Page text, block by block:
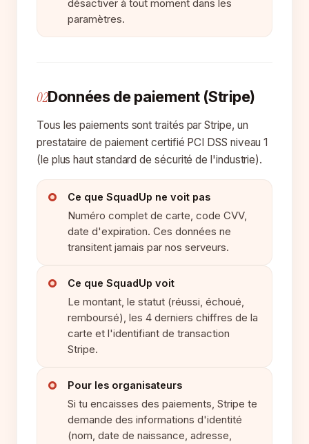
désactiver à tout moment dans les
paramètres.
02Données de paiement (Stripe)
Tous les paiements sont traités par Stripe, un
prestataire de paiement certifié PCI DSS niveau 1
(le plus haut standard de sécurité de l'industrie).
Ce que SquadUp ne voit pas
Numéro complet de carte, code CVV,
date d'expiration. Ces données ne
transitent jamais par nos serveurs.
Ce que SquadUp voit
Le montant, le statut (réussi, échoué,
remboursé), les 4 derniers chiffres de la
carte et l'identifiant de transaction
Stripe.
Pour les organisateurs
Si tu encaisses des paiements, Stripe te
demande des informations d'identité
(nom, date de naissance, adresse,